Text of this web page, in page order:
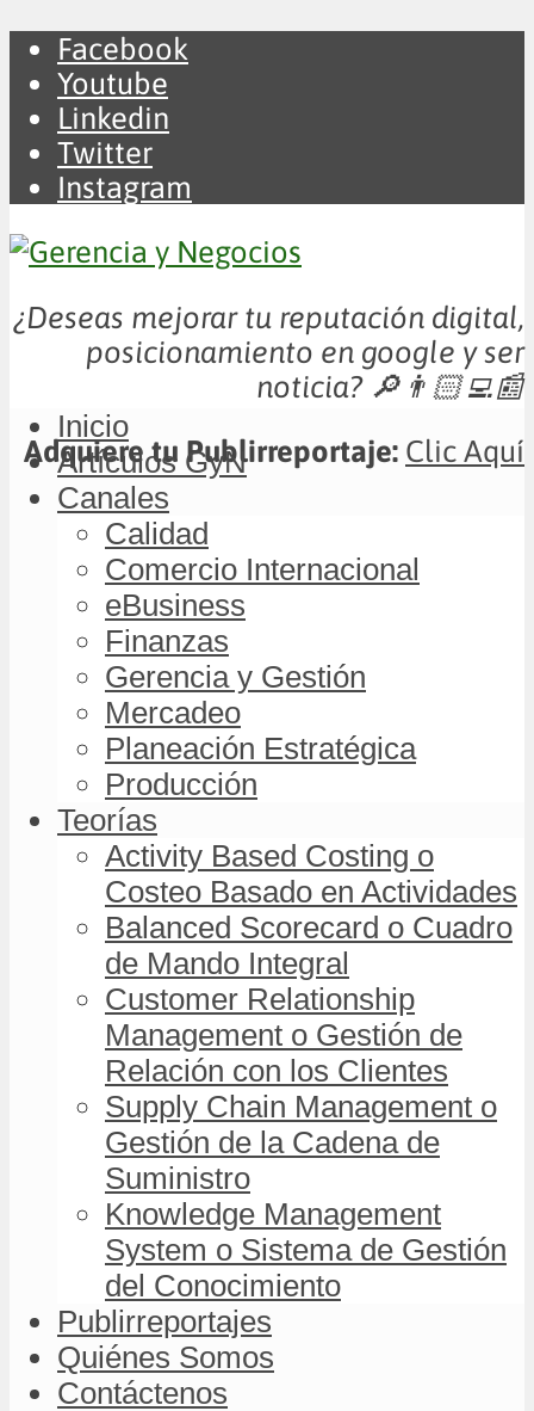
Facebook
Youtube
Linkedin
Twitter
Instagram
¿Deseas mejorar tu reputación digital,
posicionamiento en google y ser
noticia? 🔎👨🏻‍💻📰
Adquiere tu Publirreportaje: Clic Aquí
Inicio
Artículos GyN
Canales
Calidad
Comercio Internacional
eBusiness
Finanzas
Gerencia y Gestión
Mercadeo
Planeación Estratégica
Producción
Teorías
Activity Based Costing o
Costeo Basado en Actividades
Balanced Scorecard o Cuadro
de Mando Integral
Customer Relationship
Management o Gestión de
Relación con los Clientes
Supply Chain Management o
Gestión de la Cadena de
Suministro
Knowledge Management
System o Sistema de Gestión
del Conocimiento
Publirreportajes
Quiénes Somos
Contáctenos